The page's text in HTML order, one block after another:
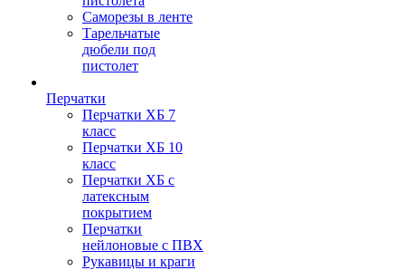
Саморезы в ленте
Тарельчатые
дюбели под
пистолет
Перчатки
Перчатки ХБ 7
класс
Перчатки ХБ 10
класс
Перчатки ХБ с
латексным
покрытием
Перчатки
нейлоновые с ПВХ
Рукавицы и краги